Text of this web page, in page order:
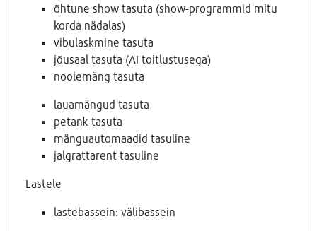
õhtune show tasuta (show-programmid mitu
korda nädalas)
vibulaskmine tasuta
jõusaal tasuta (AI toitlustusega)
noolemäng tasuta
lauamängud tasuta
petanк tasuta
mänguautomaadid tasuline
jalgrattarent tasuline
Lastele
lastebassein: välibassein